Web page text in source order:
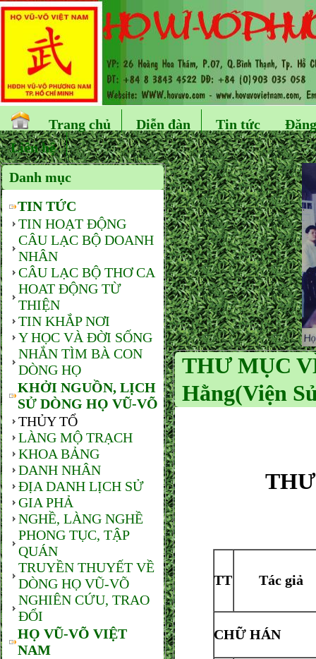
Trang chủ Diễn đàn Tin tức
Liên hệ
Danh mục
TIN TỨC
TIN HOẠT ĐỘNG
CÂU LẠC BỘ DOANH
NHÂN
CÂU LẠC BỘ THƠ CA
HOAT ĐỘNG TỪ
THIỆN
TIN KHẮP NƠI
Y HỌC VÀ ĐỜI SỐNG
NHẮN TÌM BÀ CON
DÒNG HỌ
KHỞI NGUỒN, LỊCH
SỬ DÒNG HỌ VŨ-VÕ
THỦY TỔ
LÀNG MỘ TRẠCH
KHOA BẢNG
DANH NHÂN
ĐỊA DANH LỊCH SỬ
GIA PHẢ
NGHỀ, LÀNG NGHỀ
PHONG TỤC, TẬP
QUÁN
TRUYỀN THUYẾT VỀ
DÒNG HỌ VŨ-VÕ
NGHIÊN CỨU, TRAO
ĐỔI
HỌ VŨ-VÕ VIỆT
NAM
THƯ MỤC
Hằng(Viện
TT Tác giả
CHỮ HÁN